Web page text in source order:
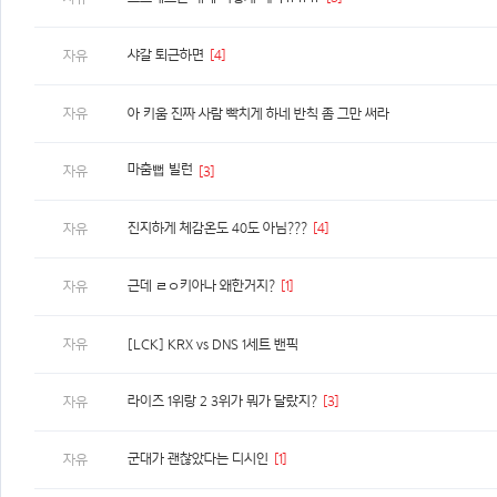
자유 샤갈 퇴근하면 [4]
자유 아 키움 진짜 사람 빡치게 하네 반칙 좀 그만 써라
자유 마춤뻡 빌런 [3]
자유 진지하게 체감온도 40도 아님??? [4]
자유 근데 ㄹㅇ키아나 왜한거지? [1]
자유 [LCK] KRX vs DNS 1세트 밴픽
자유 라이즈 1위랑 2 3위가 뭐가 달랐지? [3]
자유 군대가 괜찮았다는 디시인 [1]